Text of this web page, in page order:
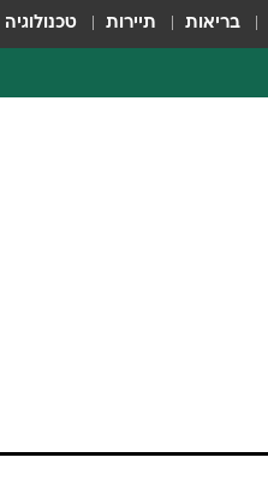
בריאות תיירות טכנולוגיה